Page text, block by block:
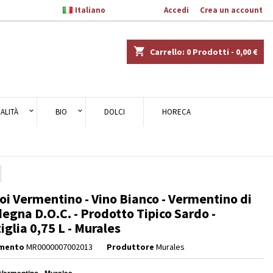
Accedi Crea un account
Italiano
shopping_cart Carrello: 0 Prodotti - 0,00 €
BIO DOLCI HORECA
Vermentino - Vino Bianco - Vermentino di
D.O.C. - Prodotto Tipico Sardo -
0,75 L - Murales
MR0000007002013 Produttore Murales